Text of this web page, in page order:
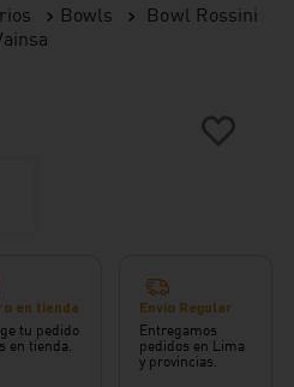
Bowls
Bowl Rossini
en tienda
tu pedido
en tienda.
Envío Regular
Entregamos
pedidos en Lima
y provincias.